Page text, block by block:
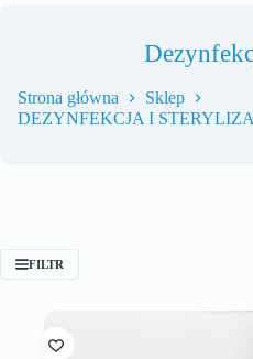
Strona główna
Sklep
DEZYNFEKCJA I
FILTR